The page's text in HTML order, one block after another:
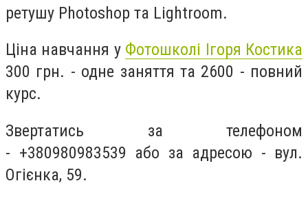
ретушу Photoshop та Lightroom.
Ціна навчання у Фотошколі Ігоря Костика
300 грн. - одне заняття та 2600 - повний
курс.
Звертатись за телефоном
- +380980983539 або за адресою - вул.
Огієнка, 59.